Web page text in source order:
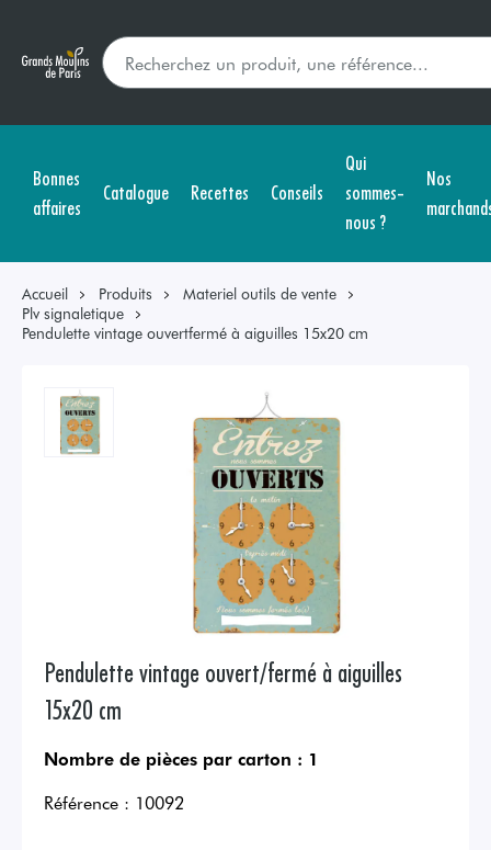
Bonnes
affaires
Catalogue Recettes Conseils
Qui
sommes-
nous ?
Nos
Accueil Produits
Materiel outils de vente
Plv signaletique
Pendulette vintage ouvertfermé à aiguilles 15x20 cm
Pendulette vintage ouvert/fermé à aiguilles
15x20 cm
Nombre de pièces par carton : 1
Référence : 10092